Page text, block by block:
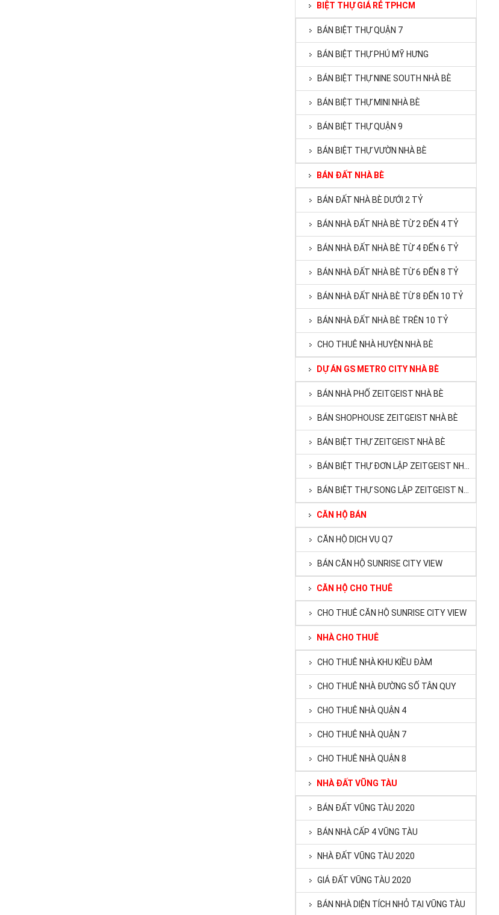
BIỆT THỰ GIÁ RẺ TPHCM
BÁN BIỆT THỰ QUẬN 7
BÁN BIỆT THỰ PHÚ MỸ HƯNG
BÁN BIỆT THỰ NINE SOUTH NHÀ BÈ
BÁN BIỆT THỰ MINI NHÀ BÈ
BÁN BIỆT THỰ QUẬN 9
BÁN BIỆT THỰ VƯỜN NHÀ BÈ
BÁN ĐẤT NHÀ BÈ
BÁN ĐẤT NHÀ BÈ DƯỚI 2 TỶ
BÁN NHÀ ĐẤT NHÀ BÈ TỪ 2 ĐẾN 4 TỶ
BÁN NHÀ ĐẤT NHÀ BÈ TỪ 4 ĐẾN 6 TỶ
BÁN NHÀ ĐẤT NHÀ BÈ TỪ 6 ĐẾN 8 TỶ
BÁN NHÀ ĐẤT NHÀ BÈ TỪ 8 ĐẾN 10 TỶ
BÁN NHÀ ĐẤT NHÀ BÈ TRÊN 10 TỶ
CHO THUÊ NHÀ HUYỆN NHÀ BÈ
DỰ ÁN GS METRO CITY NHÀ BÈ
BÁN NHÀ PHỐ ZEITGEIST NHÀ BÈ
BÁN SHOPHOUSE ZEITGEIST NHÀ BÈ
BÁN BIỆT THỰ ZEITGEIST NHÀ BÈ
CĂN HỘ BÁN
CĂN HỘ DỊCH VỤ Q7
BÁN CĂN HỘ SUNRISE CITY VIEW
CĂN HỘ CHO THUÊ
CHO THUÊ CĂN HỘ SUNRISE CITY VIEW
NHÀ CHO THUÊ
CHO THUÊ NHÀ KHU KIỀU ĐÀM
CHO THUÊ NHÀ ĐƯỜNG SỐ TÂN QUY
CHO THUÊ NHÀ QUẬN 4
CHO THUÊ NHÀ QUẬN 7
CHO THUÊ NHÀ QUẬN 8
NHÀ ĐẤT VŨNG TÀU
BÁN ĐẤT VŨNG TÀU 2020
BÁN NHÀ CẤP 4 VŨNG TÀU
NHÀ ĐẤT VŨNG TÀU 2020
GIÁ ĐẤT VŨNG TÀU 2020
BÁN NHÀ DIỆN TÍCH NHỎ TẠI VŨNG TÀU